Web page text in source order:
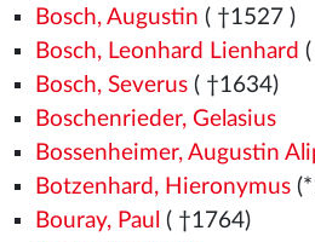
Bosch, Augustin ( †1527 )
Bosch, Leonhard Lienhard
Bosch, Severus( †1634)
Boschenrieder, Gelasius
Bossenheimer, Augustin
Botzenhard, Hieronymus
Bouray, Paul ( †1764)